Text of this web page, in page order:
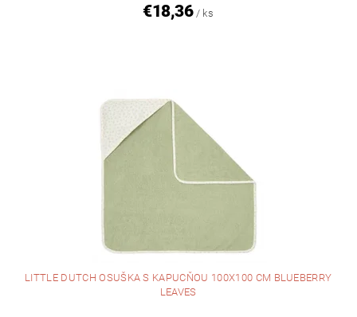
€18,36 / ks
LITTLE DUTCH OSUŠKA S KAPUCŇOU 100X100 CM BLUEBERRY
LEAVES